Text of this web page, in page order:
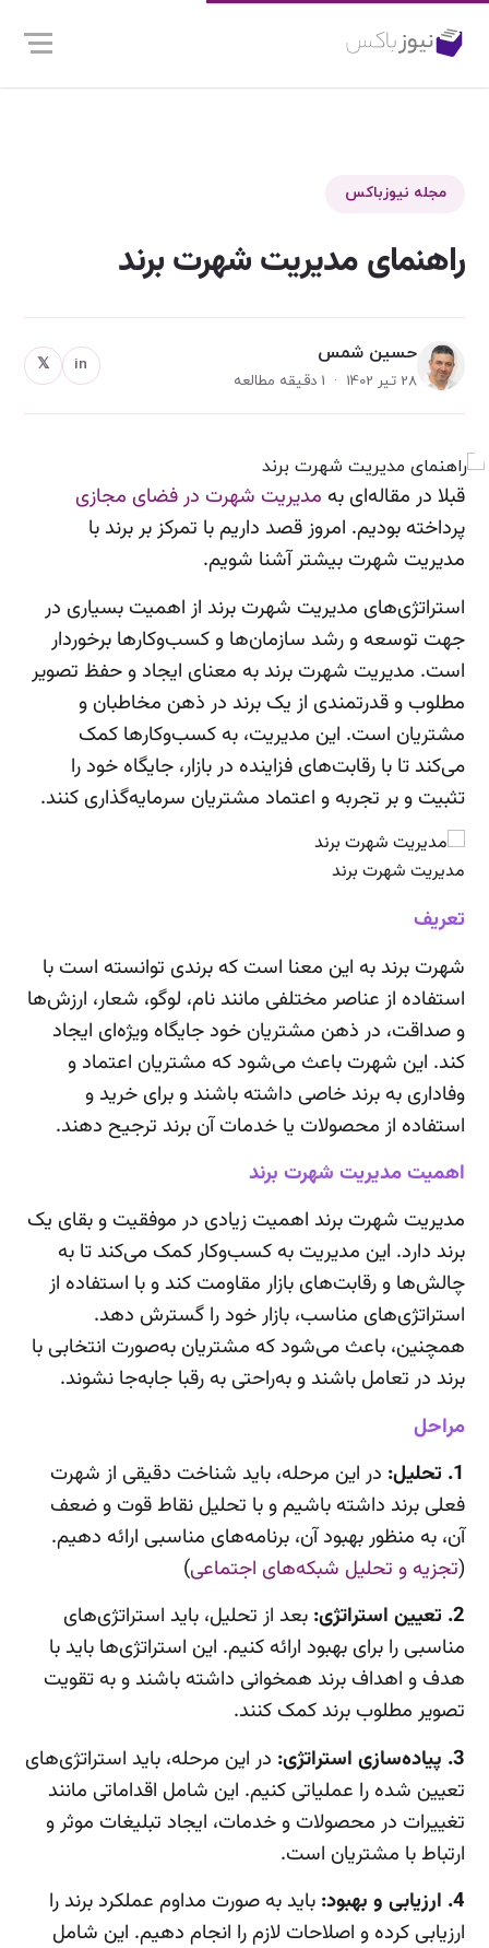
مجله نیوزباکس
راهنمای مدیریت شهرت برند
حسین شمس
28 تیر 1402 · 1 دقیقه مطالعه
in
𝕏
قبلا در مقاله‌ای به مدیریت شهرت در فضای مجازی
پرداخته بودیم. امروز قصد داریم با تمرکز بر برند با
مدیریت شهرت بیشتر آشنا شویم.
استراتژی‌های مدیریت شهرت برند از اهمیت بسیاری در
جهت توسعه و رشد سازمان‌ها و کسب‌وکارها برخوردار
است. مدیریت شهرت برند به معنای ایجاد و حفظ تصویر
مطلوب و قدرتمندی از یک برند در ذهن مخاطبان و
مشتریان است. این مدیریت، به کسب‌وکارها کمک
می‌کند تا با رقابت‌های فزاینده در بازار، جایگاه خود را
تثبیت و بر تجربه و اعتماد مشتریان سرمایه‌گذاری کنند.
مدیریت شهرت برند
تعریف
شهرت برند به این معنا است که برندی توانسته است با
استفاده از عناصر مختلفی مانند نام، لوگو، شعار، ارزش‌ها
و صداقت، در ذهن مشتریان خود جایگاه ویژه‌ای ایجاد
کند. این شهرت باعث می‌شود که مشتریان اعتماد و
وفاداری به برند خاصی داشته باشند و برای خرید و
استفاده از محصولات یا خدمات آن برند ترجیح دهند.
اهمیت مدیریت شهرت برند
مدیریت شهرت برند اهمیت زیادی در موفقیت و بقای یک
برند دارد. این مدیریت به کسب‌وکار کمک می‌کند تا به
چالش‌ها و رقابت‌های بازار مقاومت کند و با استفاده از
استراتژی‌های مناسب، بازار خود را گسترش دهد.
همچنین، باعث می‌شود که مشتریان به‌صورت انتخابی با
برند در تعامل باشند و به‌راحتی به رقبا جابه‌جا نشوند.
مراحل
1. تحلیل:
در این مرحله، باید شناخت دقیقی از شهرت
فعلی برند داشته باشیم و با تحلیل نقاط قوت و ضعف
آن، به منظور بهبود آن، برنامه‌های مناسبی ارائه دهیم.
(تجزیه و تحلیل شبکه‌های اجتماعی)
2. تعیین استراتژی:
بعد از تحلیل، باید استراتژی‌های
مناسبی را برای بهبود ارائه کنیم. این استراتژی‌ها باید با
هدف و اهداف برند همخوانی داشته باشند و به تقویت
تصویر مطلوب برند کمک کنند.
3. پیاده‌سازی استراتژی:
در این مرحله، باید استراتژی‌های
تعیین شده را عملیاتی کنیم. این شامل اقداماتی مانند
تغییرات در محصولات و خدمات، ایجاد تبلیغات موثر و
ارتباط با مشتریان است.
4. ارزیابی و بهبود:
باید به صورت مداوم عملکرد برند را
ارزیابی کرده و اصلاحات لازم را انجام دهیم. این شامل